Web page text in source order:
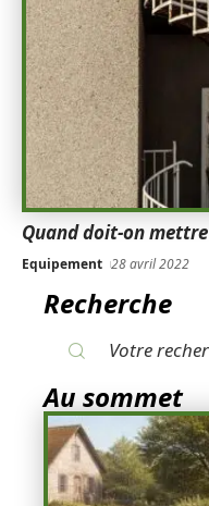
Quand doit-on
Equipement 28 avril 2022
Recherche
Au sommet